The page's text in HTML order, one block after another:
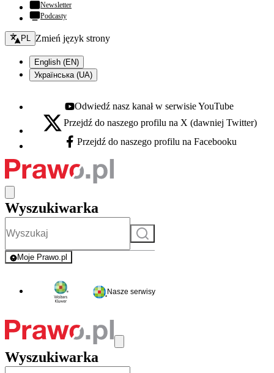
Newsletter
Podcasty
Zmień język - bieżący:
PL Zmień język strony
English (EN)
Українська (UA)
Youtube - otwiera się w nowej karcie
Odwiedź nasz kanał w serwisie YouTube
X - otwiera się w nowej karcie
Przejdź do naszego profilu na X (dawniej Twitter)
Facebook - otwiera się w nowej karcie
Przejdź do naszego profilu na Facebooku
Wyszukiwarka
Szukaj
Moje Prawo.pl
- rejestracja i logowanie do serwisu
Nasze serwisy
Wyszukiwarka